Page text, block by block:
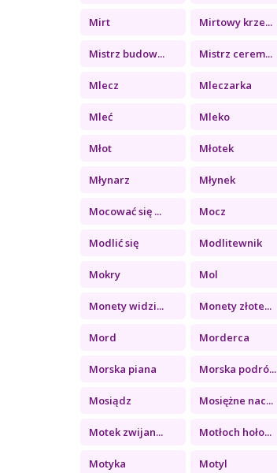
Mirt Mirtowy krze...
Mistrz budow... Mistrz cerem...
Mlecz Mleczarka
Mleć Mleko
Młot Młotek
Młynarz Młynek
Mocować się ... Mocz
Modlić się Modlitewnik
Mokry Mol
Monety widzi... Monety złote...
Mord Morderca
Morska piana Morska podró...
Mosiądz Mosiężne nac...
Motek zwijan... Motłoch hoło...
Motyka Motyl